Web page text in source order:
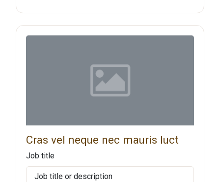
Cras vel neque nec mauris luct
Job title
Job title or description